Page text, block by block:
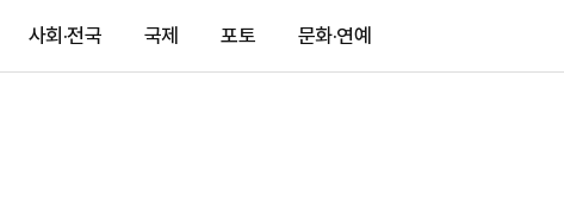
사회·전국 국제 포토 문화·연예